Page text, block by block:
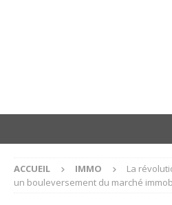
ACCUEIL IMMO
La
un bouleversement du marché